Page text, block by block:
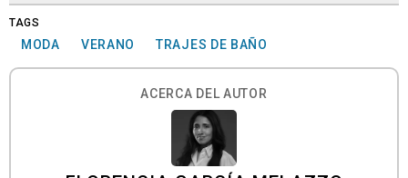
TAGS
MODA VERANO TRAJES DE BAÑO
ACERCA DEL AUTOR